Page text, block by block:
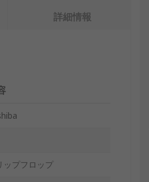
詳細情報
ップフロップ